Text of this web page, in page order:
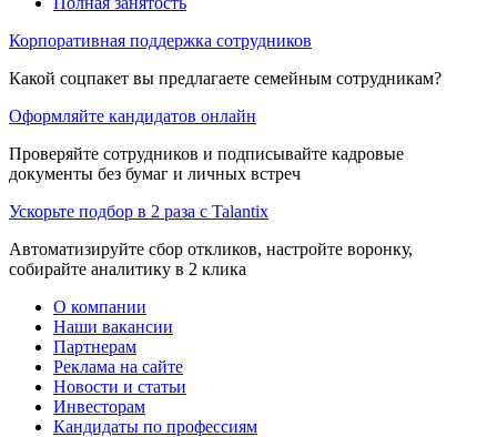
Корпоративная поддержка сотрудников
Какой соцпакет вы предлагаете семейным сотрудникам?
Оформляйте кандидатов онлайн
Проверяйте сотрудников и подписывайте кадровые
документы без бумаг и личных встреч
Ускорьте подбор в 2 раза с Talantix
Автоматизируйте сбор откликов, настройте воронку,
собирайте аналитику в 2 клика
О компании
Наши вакансии
Партнерам
Реклама на сайте
Новости и статьи
Инвесторам
Кандидаты по профессиям